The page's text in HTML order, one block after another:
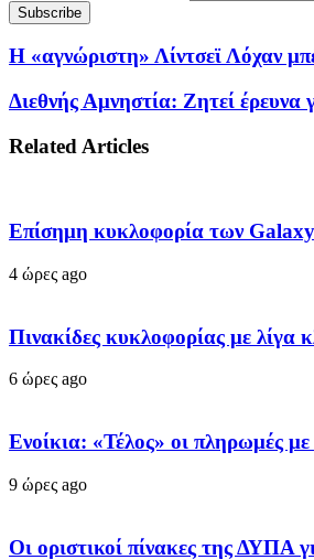
Η «αγνώριστη» Λίντσεϊ Λόχαν
Διεθνής Αμνηστία: Ζητεί
Related Articles
Επίσημη κυκλοφορία των
4 ώρες ago
Πινακίδες κυκλοφορίας με λίγα
6 ώρες ago
Ενοίκια: «Τέλος» οι πληρωμές
9 ώρες ago
Οι οριστικοί πίνακες της ΔΥΠΑ